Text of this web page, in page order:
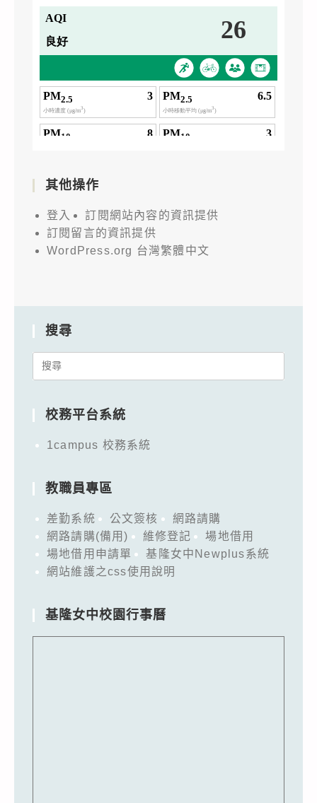
其他操作
登入
訂閱網站內容的資訊提供
訂閱留言的資訊提供
WordPress.org 台灣繁體中文
搜尋
Search
校務平台系統
1campus 校務系統
教職員專區
差勤系統 公文簽核
網路請購
網路請購(備用)
維修登記
場地借用
場地借用申請單
基隆女中Newplus系統
網站維護之css使用說明
基隆女中校園行事曆